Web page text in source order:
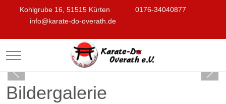
Kohlgrube 16, 51515 Kürten
0176-34040877
info@karate-do-overath.de
Mobile Menu Toggle
Bildergalerie